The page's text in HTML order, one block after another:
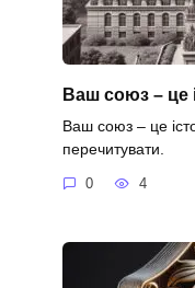
Ваш союз – це
Ваш союз – це
перечитувати.
0 4